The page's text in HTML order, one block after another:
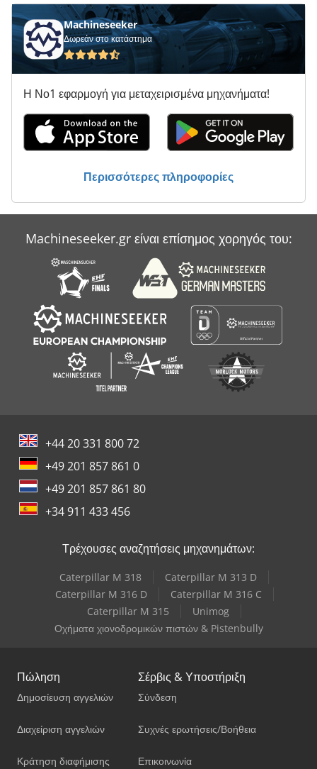
Prodeco
Scheer
Scheer Hm 16
Scheppach
Scheppach Hm1
Selco Biesse
Sunnen Lbb 1699
Βυθοκόρος Αναρρόφησης
Machineseeker
Δωρεάν στο κατάστημα
Η Νο1 εφαρμογή για μεταχειρισμένα μηχανήματα!
Περισσότερες πληροφορίες
Machineseeker.gr είναι επίσημος χορηγός του:
+44 20 331 800 72
+49 201 857 861 0
+49 201 857 861 80
+34 911 433 456
Τρέχουσες αναζητήσεις μηχανημάτων:
Caterpillar M 318
Caterpillar M 313 D
Caterpillar M 316 D
Caterpillar M 316 C
Caterpillar M 315
Unimog
Οχήματα χιονοδρομικών πιστών & Pistenbully
Πώληση
Δημοσίευση αγγελιών
Διαχείριση αγγελιών
Κράτηση διαφήμισης
Σέρβις & Υποστήριξη
Σύνδεση
Συχνές ερωτήσεις/Βοήθεια
Επικοινωνία